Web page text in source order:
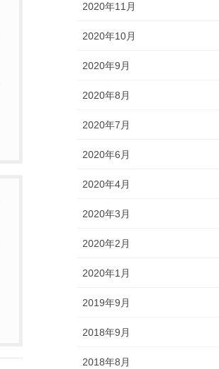
2020年11月
2020年10月
2020年9月
2020年8月
2020年7月
2020年6月
2020年4月
2020年3月
2020年2月
2020年1月
2019年9月
2018年9月
2018年8月